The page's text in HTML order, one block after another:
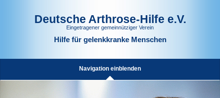
Deutsche Arthrose-Hilfe e.V.
Eingetragener gemeinnütziger Verein
Hilfe für gelenkkranke Menschen
Navigation einblenden